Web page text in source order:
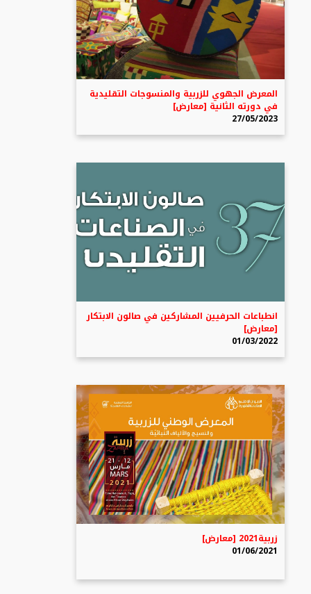
المعرض الجهوي للزربية والمنسوجات التقليدية
في دورته الثانية [معارض]
27/05/2023
انطباعات الحرفيين المشاركين في صالون الابتكار
[معارض]
01/03/2022
زربية2021 [معارض]
01/06/2021